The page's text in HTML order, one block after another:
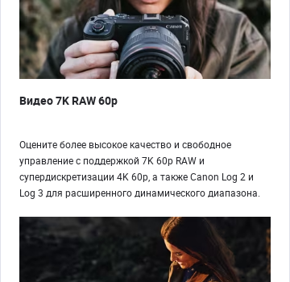
Видео 7K RAW 60p
Оцените более высокое качество и свободное
управление с поддержкой 7K 60p RAW и
супердискретизации 4K 60p, а также Canon Log 2 и
Log 3 для расширенного динамического диапазона.